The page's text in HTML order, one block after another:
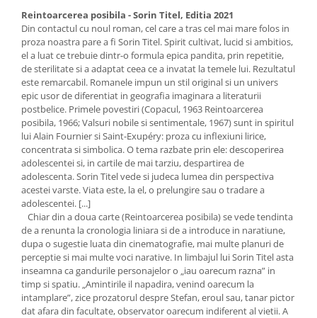
Reintoarcerea posibila - Sorin Titel, Editia 2021
Din contactul cu noul roman, cel care a tras cel mai mare folos in
proza noastra pare a fi Sorin Titel. Spirit cultivat, lucid si ambitios,
el a luat ce trebuie dintr-o formula epica pandita, prin repetitie,
de sterilitate si a adaptat ceea ce a invatat la temele lui. Rezultatul
este remarcabil. Romanele impun un stil original si un univers
epic usor de diferentiat in geografia imaginara a literaturii
postbelice. Primele povestiri (Copacul, 1963 Reintoarcerea
posibila, 1966; Valsuri nobile si sentimentale, 1967) sunt in spiritul
lui Alain Fournier si Saint-Exupéry: proza cu inflexiuni lirice,
concentrata si simbolica. O tema razbate prin ele: descoperirea
adolescentei si, in cartile de mai tarziu, despartirea de
adolescenta. Sorin Titel vede si judeca lumea din perspectiva
acestei varste. Viata este, la el, o prelungire sau o tradare a
adolescentei. [...]
Chiar din a doua carte (Reintoarcerea posibila) se vede tendinta
de a renunta la cronologia liniara si de a introduce in naratiune,
dupa o sugestie luata din cinematografie, mai multe planuri de
perceptie si mai multe voci narative. In limbajul lui Sorin Titel asta
inseamna ca gandurile personajelor o „iau oarecum razna” in
timp si spatiu. „Amintirile il napadira, venind oarecum la
intamplare”, zice prozatorul despre Stefan, eroul sau, tanar pictor
dat afara din facultate, observator oarecum indiferent al vietii. A